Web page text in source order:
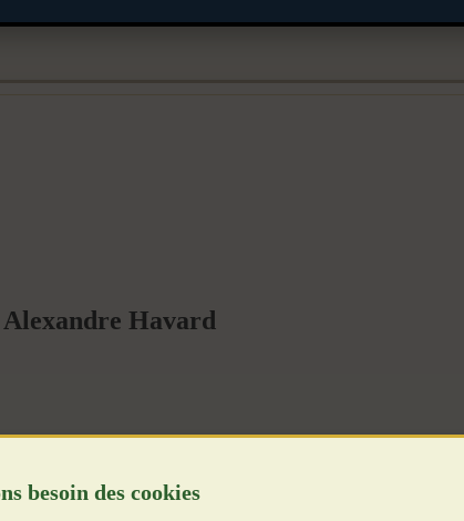
Alexandre Havard